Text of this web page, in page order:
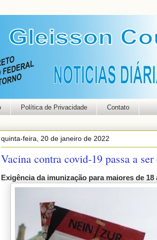
Política de Privacidade Contato
quinta-feira, 20 de janeiro de 2022
Vacina contra covid-19 passa a
Exigência da imunização para maiores de